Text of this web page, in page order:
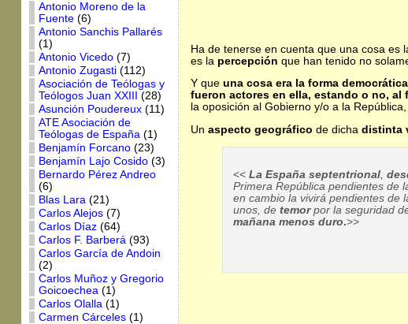
Antonio Moreno de la
Fuente(6)
Antonio Sanchis Pallarés
(1)
Antonio Vicedo(7)
Antonio Zugasti(112)
Asociación de Teólogas y
Teólogos Juan XXIII
(28)
Asunción Poudereux(11)
ATE Asociación de
Teólogas de España(1)
Benjamín Forcano(23)
Benjamín Lajo Cosido(3)
Bernardo Pérez Andreo
(6)
Blas Lara(21)
Carlos Alejos(7)
Carlos Díaz(64)
Carlos F. Barberá(93)
Carlos García de Andoin
(2)
Carlos Muñoz y Gregorio
Goicoechea(1)
Carlos Olalla(1)
Carmen Cárceles(1)
Ha de tenerse en cuenta que una cosa es
es la percepción que han tenido no
Y que una cosa era la forma
fueron actores en ella, estando o no, al
la oposición al Gobierno y/o a la
Un aspecto geográfico de dicha distinta
<<La España septentrional ,
Primera República pendientes de
en cambio la vivirá pendientes de
unos, detemorpor la seguridad
mañana menos duro.>>